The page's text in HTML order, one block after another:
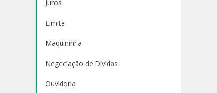
Juros
Limite
Maquininha
Negociação de Dívidas
Ouvidoria